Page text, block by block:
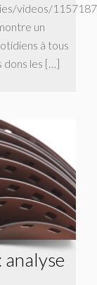
videos/
un
à tous
dons les […]
analyse